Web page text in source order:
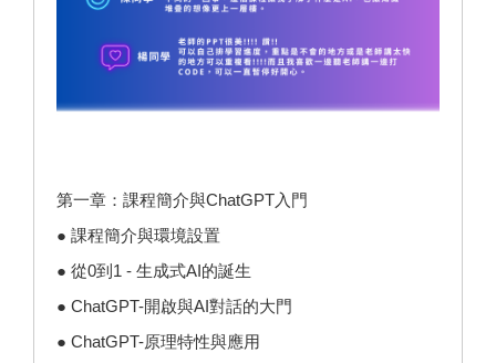
第一章：課程簡介與ChatGPT入門
● 課程簡介與環境設置
● 從0到1 - 生成式AI的誕生
● ChatGPT-開啟與AI對話的大門
● ChatGPT-原理特性與應用